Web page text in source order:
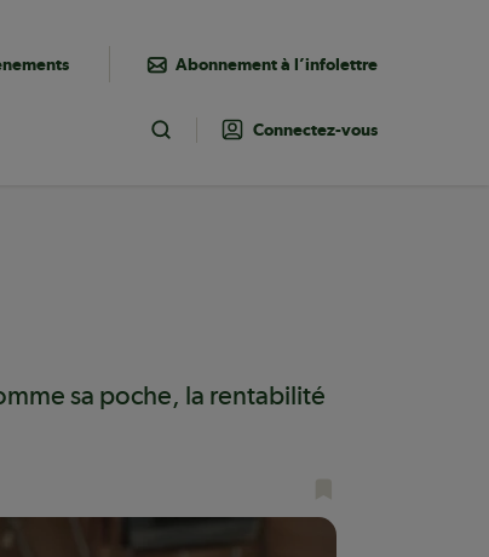
Abonnement à l’infolettre
Toggle Search
Connectez-vous
sa poche, la rentabilité